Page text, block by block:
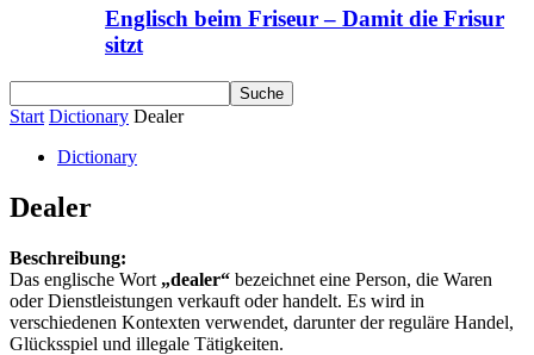
Englisch beim Friseur – Damit die Frisur
sitzt
Start Dictionary Dealer
Dictionary
Dealer
Beschreibung:
Das englische Wort „dealer“ bezeichnet eine Person, die Waren
oder Dienstleistungen verkauft oder handelt. Es wird in
verschiedenen Kontexten verwendet, darunter der reguläre Handel,
Glücksspiel und illegale Tätigkeiten.